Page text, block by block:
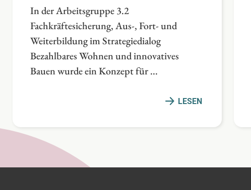
In der Arbeitsgruppe 3.2
Fachkräftesicherung, Aus-, Fort- und
Weiterbildung im Strategiedialog
Bezahlbares Wohnen und innovatives
Bauen wurde ein Konzept für ...
LESEN